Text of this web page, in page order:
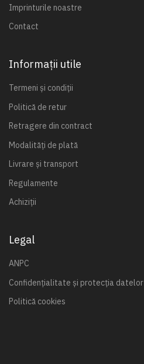
Imprinturile noastre
Contact
Informații utile
Termeni și condiții
Politică de retur
Retragere din contract
Modalități de plată
Livrare și transport
Regulamente
Achiziții
Legal
ANPC
Confidențialitate și protecția datelor
Politică cookies